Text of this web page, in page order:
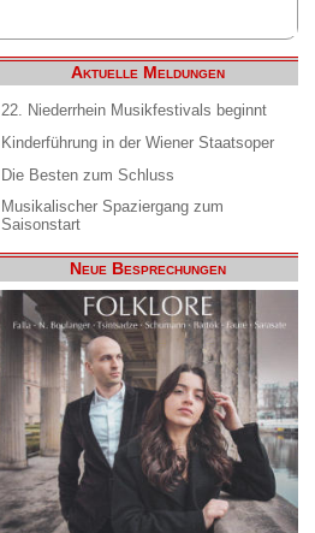
Aktuelle Meldungen
22. Niederrhein Musikfestivals beginnt
Kinderführung in der Wiener Staatsoper
Die Besten zum Schluss
Musikalischer Spaziergang zum
Saisonstart
Neue Besprechungen